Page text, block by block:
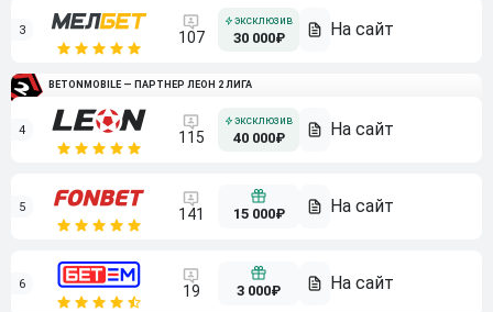
3 107 30 000₽
BETONMOBILE — ПАРТНЕР ЛЕОН 2 ЛИГА
4 115 40 000₽
5 141 15 000₽
6 19 3 000₽